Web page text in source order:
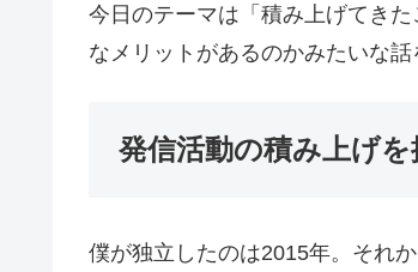
今日のテーマは「積み上げてき
なメリットがあるのかみたいな
発信活動の積み上げを
僕が独立したのは2015年。それ